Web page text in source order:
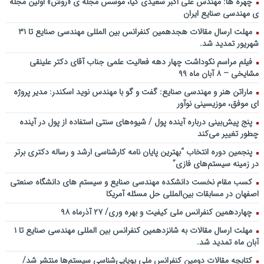
ملی توسعه مدیریت پولی و بانکی
بهمن ماه ۹۲
ی مهندسی صنایع ایران
مهلت ارسال مقالات هجدهمین کنفرانس بین المللی مهندسی صنایع تا ۳۱
شهریور تمدید شد.
فیلم مراسم نکوداشت چهار دهه فعالیت علمی جناب آقای دکتر علینقی
مشایخی – ۸ آبان ماه ۹۹
ماراتن هنر و مهندسی صنایع: گفت و گو با مهندس نوید اسکندر: مدیر پروژه
ای موفق، موزیسینی نوآور
پنج پیش‌بینی درباره آینده پول / شیوه‌های سنتی استفاده از پول در آینده
چطور تغییر می‌کند
پنجمین دورۀ انتخاب “بهترین پایان ­نامه کارشناسی­ ارشد و رساله دکتری برتر
در زمینه سیستم‌های فازی”
کسب مقام نخست دانشکده مهندسی صنایع و سیستم های دانشگاه صنعتی
اصفهان در مسابقات بین‌المللی حل مسئله آمریکا
چهاردهمین کنفرانس ملی کیفیت و بهره وری/ ۲۷ آذرماه ۹۸
مهلت ارسال مقالات به شانزدهمین کنفرانس بین المللی مهندسی صنایع تا ۱
آبان ماه تمدید شد.
کتابچه مقالات دومین کنفرانس ملی پویایی‌شناسی سیستم‌ها منتشر شد/